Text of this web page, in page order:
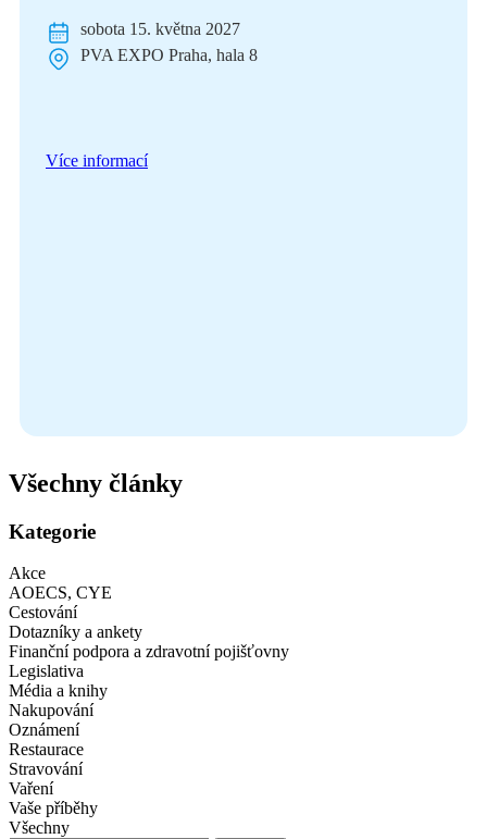
sobota 15. května 2027
PVA EXPO Praha, hala 8
Více informací
Všechny články
Kategorie
Akce
AOECS, CYE
Cestování
Dotazníky a ankety
Finanční podpora a zdravotní pojišťovny
Legislativa
Média a knihy
Nakupování
Oznámení
Restaurace
Stravování
Vaření
Vaše příběhy
Všechny